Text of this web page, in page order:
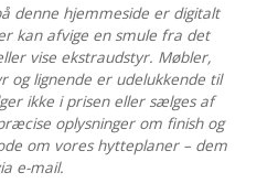
denne hjemmeside er digitalt
kan afvige en smule fra det
vise ekstraudstyr. Møbler,
og lignende er udelukkende til
ikke i prisen eller sælges af
oplysninger om finish og
om vores hytteplaner – dem
e-mail.